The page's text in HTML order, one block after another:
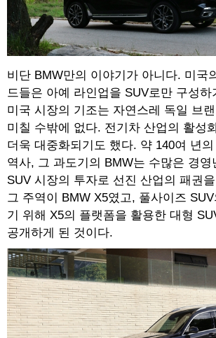
비단 BMW만의 이야기가 아니다. 미국
드들은 아예 라인업을 SUV로만 구성하
미국 시장의 기조는 자연스레 독일 브
미칠 수밖에 없다. 전기차 산업의 활성
더욱 대중화되기도 했다. 약 140여 년
역사, 그 과도기의 BMW는 수많은 경
SUV 시장의 투자로 선진 산업의 패권
그 주역이 BMW X5였고, 풀사이즈
기 위해 X5의 플랫폼을 활용한 대형
공개하게 된 것이다.